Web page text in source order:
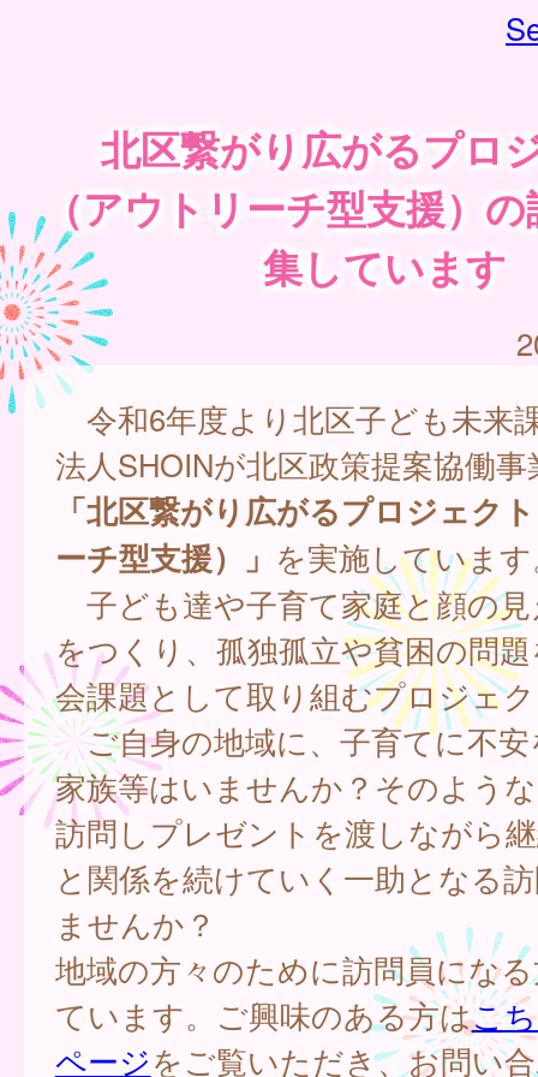
北区繋がり広がるプロ
（アウトリーチ型支援）
集しています
令和6年度より北区子ども未来
法人SHOINが北区政策提案協働
「北区繋がり広がるプロジェク
ーチ型支援）」 を実施していま
子ども達や子育て家庭と顔の
をつくり、孤独孤立や貧困の問
会課題として取り組むプロジェ
ご自身の地域に、子育てに不安
家族等はいませんか？そのよう
訪問しプレゼントを渡しながら
と関係を続けていく一助となる
ませんか？
地域の方々のために訪問員にな
ています。ご興味のある方はこ
ページをご覧いただき、お問い